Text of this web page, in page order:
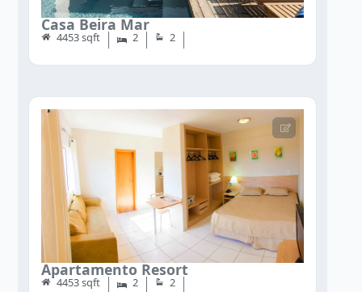
Casa Beira Mar
4453 sqft 2 2
Apartamento Resort
4453 sqft 2 2